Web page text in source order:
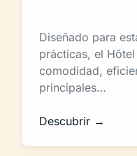
Diseñado para
prácticas, el
comodidad,
principales…
Descubrir →